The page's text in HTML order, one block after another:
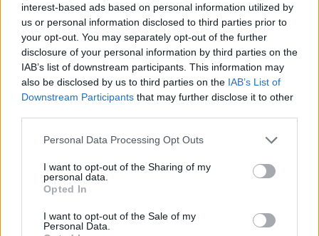
interest-based ads based on personal information utilized by
us or personal information disclosed to third parties prior to
your opt-out. You may separately opt-out of the further
disclosure of your personal information by third parties on the
IAB’s list of downstream participants. This information may
also be disclosed by us to third parties on the IAB’s List of
Downstream Participants that may further disclose it to other
Please note that this website/app uses one or more Google
not limited to your visit or usage behaviour. You may click to
grant or deny consent to Google and its third-party tags to
use your data for below specified purposes in below Google
consent section.
Personal Data Processing Opt Outs
I want to opt-out of the Sharing of my
personal data.
Opted In
I want to opt-out of the Sale of my
Personal Data.
Διαβάζονται αυτή τη στιγμή
Η γαλάζια «θετική ατζέντα» στο δρόμο για το
2027 - Το παράπονο της Καρυστιανού - Στον
ΣΥΡΙΖΑ μελετούν Ιστορία
Πυρόπληκτοι: Τι σημαίνουν τα «πράσινα»,
«κίτρινα» και «κόκκινα» σπίτια για τις
αποζημιώσεις
Ποια είναι η (κυβερνητική) λίστα με τα μεγάλα
χρονοδιαγράμματα